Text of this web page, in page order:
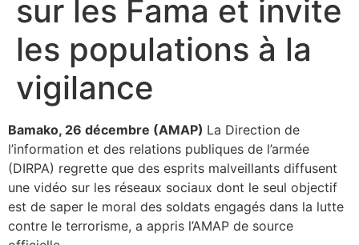
sur les Fama et invite
les populations à la
vigilance
Bamako, 26 décembre (AMAP) La Direction de
l’information et des relations publiques de l’armée
(DIRPA) regrette que des esprits malveillants diffusent
une vidéo sur les réseaux sociaux dont le seul objectif
est de saper le moral des soldats engagés dans la lutte
contre le terrorisme, a appris l’AMAP de source